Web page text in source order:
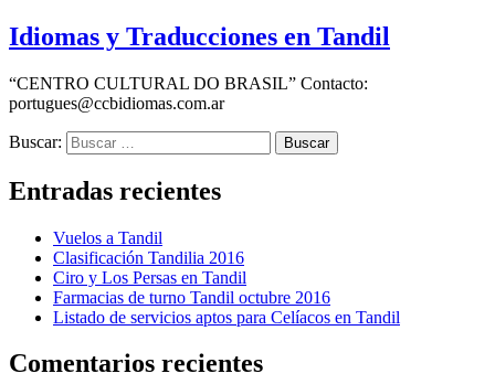
Idiomas y Traducciones en Tandil
“CENTRO CULTURAL DO BRASIL” Contacto:
portugues@ccbidiomas.com.ar
Buscar:
Entradas recientes
Vuelos a Tandil
Clasificación Tandilia 2016
Ciro y Los Persas en Tandil
Farmacias de turno Tandil octubre 2016
Listado de servicios aptos para Celíacos en Tandil
Comentarios recientes